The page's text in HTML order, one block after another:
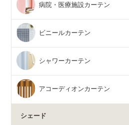
病院・医療施設カーテン
ビニールカーテン
シャワーカーテン
アコーディオンカーテン
シェード